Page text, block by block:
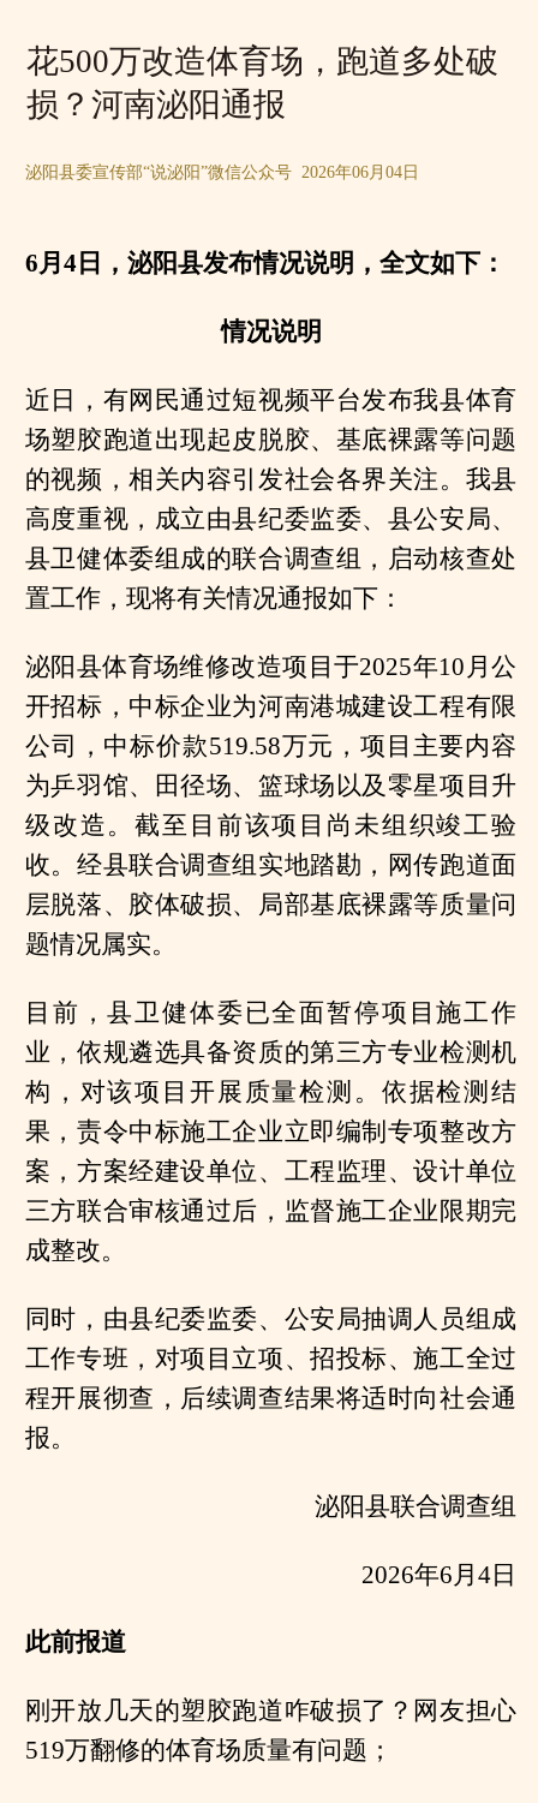
花500万改造体育场，跑道多处破
损？河南泌阳通报
泌阳县委宣传部“说泌阳”微信公众号 2026年06月04日
6月4日，泌阳县发布情况说明，全文如下：
情况说明
近日，有网民通过短视频平台发布我县体育
场塑胶跑道出现起皮脱胶、基底裸露等问题
的视频，相关内容引发社会各界关注。我县
高度重视，成立由县纪委监委、县公安局、
县卫健体委组成的联合调查组，启动核查处
置工作，现将有关情况通报如下：
泌阳县体育场维修改造项目于2025年10月公
开招标，中标企业为河南港城建设工程有限
公司，中标价款519.58万元，项目主要内容
为乒羽馆、田径场、篮球场以及零星项目升
级改造。截至目前该项目尚未组织竣工验
收。经县联合调查组实地踏勘，网传跑道面
层脱落、胶体破损、局部基底裸露等质量问
题情况属实。
目前，县卫健体委已全面暂停项目施工作
业，依规遴选具备资质的第三方专业检测机
构，对该项目开展质量检测。依据检测结
果，责令中标施工企业立即编制专项整改方
案，方案经建设单位、工程监理、设计单位
三方联合审核通过后，监督施工企业限期完
成整改。
同时，由县纪委监委、公安局抽调人员组成
工作专班，对项目立项、招投标、施工全过
程开展彻查，后续调查结果将适时向社会通
报。
泌阳县联合调查组
2026年6月4日
此前报道
刚开放几天的塑胶跑道咋破损了？网友担心
519万翻修的体育场质量有问题；